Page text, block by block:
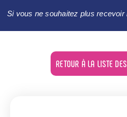
Si vous ne souhaitez plus
RETOUR À LA LISTE